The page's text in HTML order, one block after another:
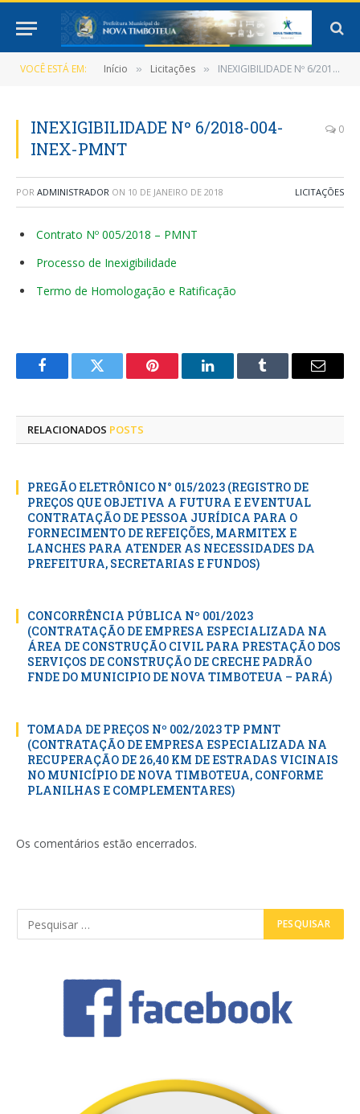
VOCÊ ESTÁ EM: Início » Licitações » INEXIGIBILIDADE Nº 6/2018-004-INEX-PMNT
INEXIGIBILIDADE Nº 6/2018-004-
INEX-PMNT
0
POR ADMINISTRADOR ON 10 DE JANEIRO DE 2018 LICITAÇÕES
Contrato Nº 005/2018 – PMNT
Processo de Inexigibilidade
Termo de Homologação e Ratificação
FacebookTwitter Pinterest LinkedInTumblr
E-
RELACIONADOS POSTS
PREGÃO ELETRÔNICO N° 015/2023 (REGISTRO DE
PREÇOS QUE OBJETIVA A FUTURA E EVENTUAL
CONTRATAÇÃO DE PESSOA JURÍDICA PARA O
FORNECIMENTO DE REFEIÇÕES, MARMITEX E
LANCHES PARA ATENDER AS NECESSIDADES DA
PREFEITURA, SECRETARIAS E FUNDOS)
CONCORRÊNCIA PÚBLICA Nº 001/2023
(CONTRATAÇÃO DE EMPRESA ESPECIALIZADA NA
ÁREA DE CONSTRUÇÃO CIVIL PARA PRESTAÇÃO DOS
SERVIÇOS DE CONSTRUÇÃO DE CRECHE PADRÃO
FNDE DO MUNICIPIO DE NOVA TIMBOTEUA – PARÁ)
TOMADA DE PREÇOS Nº 002/2023 TP PMNT
(CONTRATAÇÃO DE EMPRESA ESPECIALIZADA NA
RECUPERAÇÃO DE 26,40 KM DE ESTRADAS VICINAIS
NO MUNICÍPIO DE NOVA TIMBOTEUA, CONFORME
PLANILHAS E COMPLEMENTARES)
Os comentários estão encerrados.